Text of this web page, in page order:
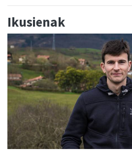
Ikusienak